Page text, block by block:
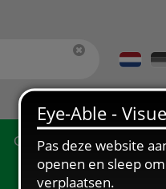
Gegevensbescherming